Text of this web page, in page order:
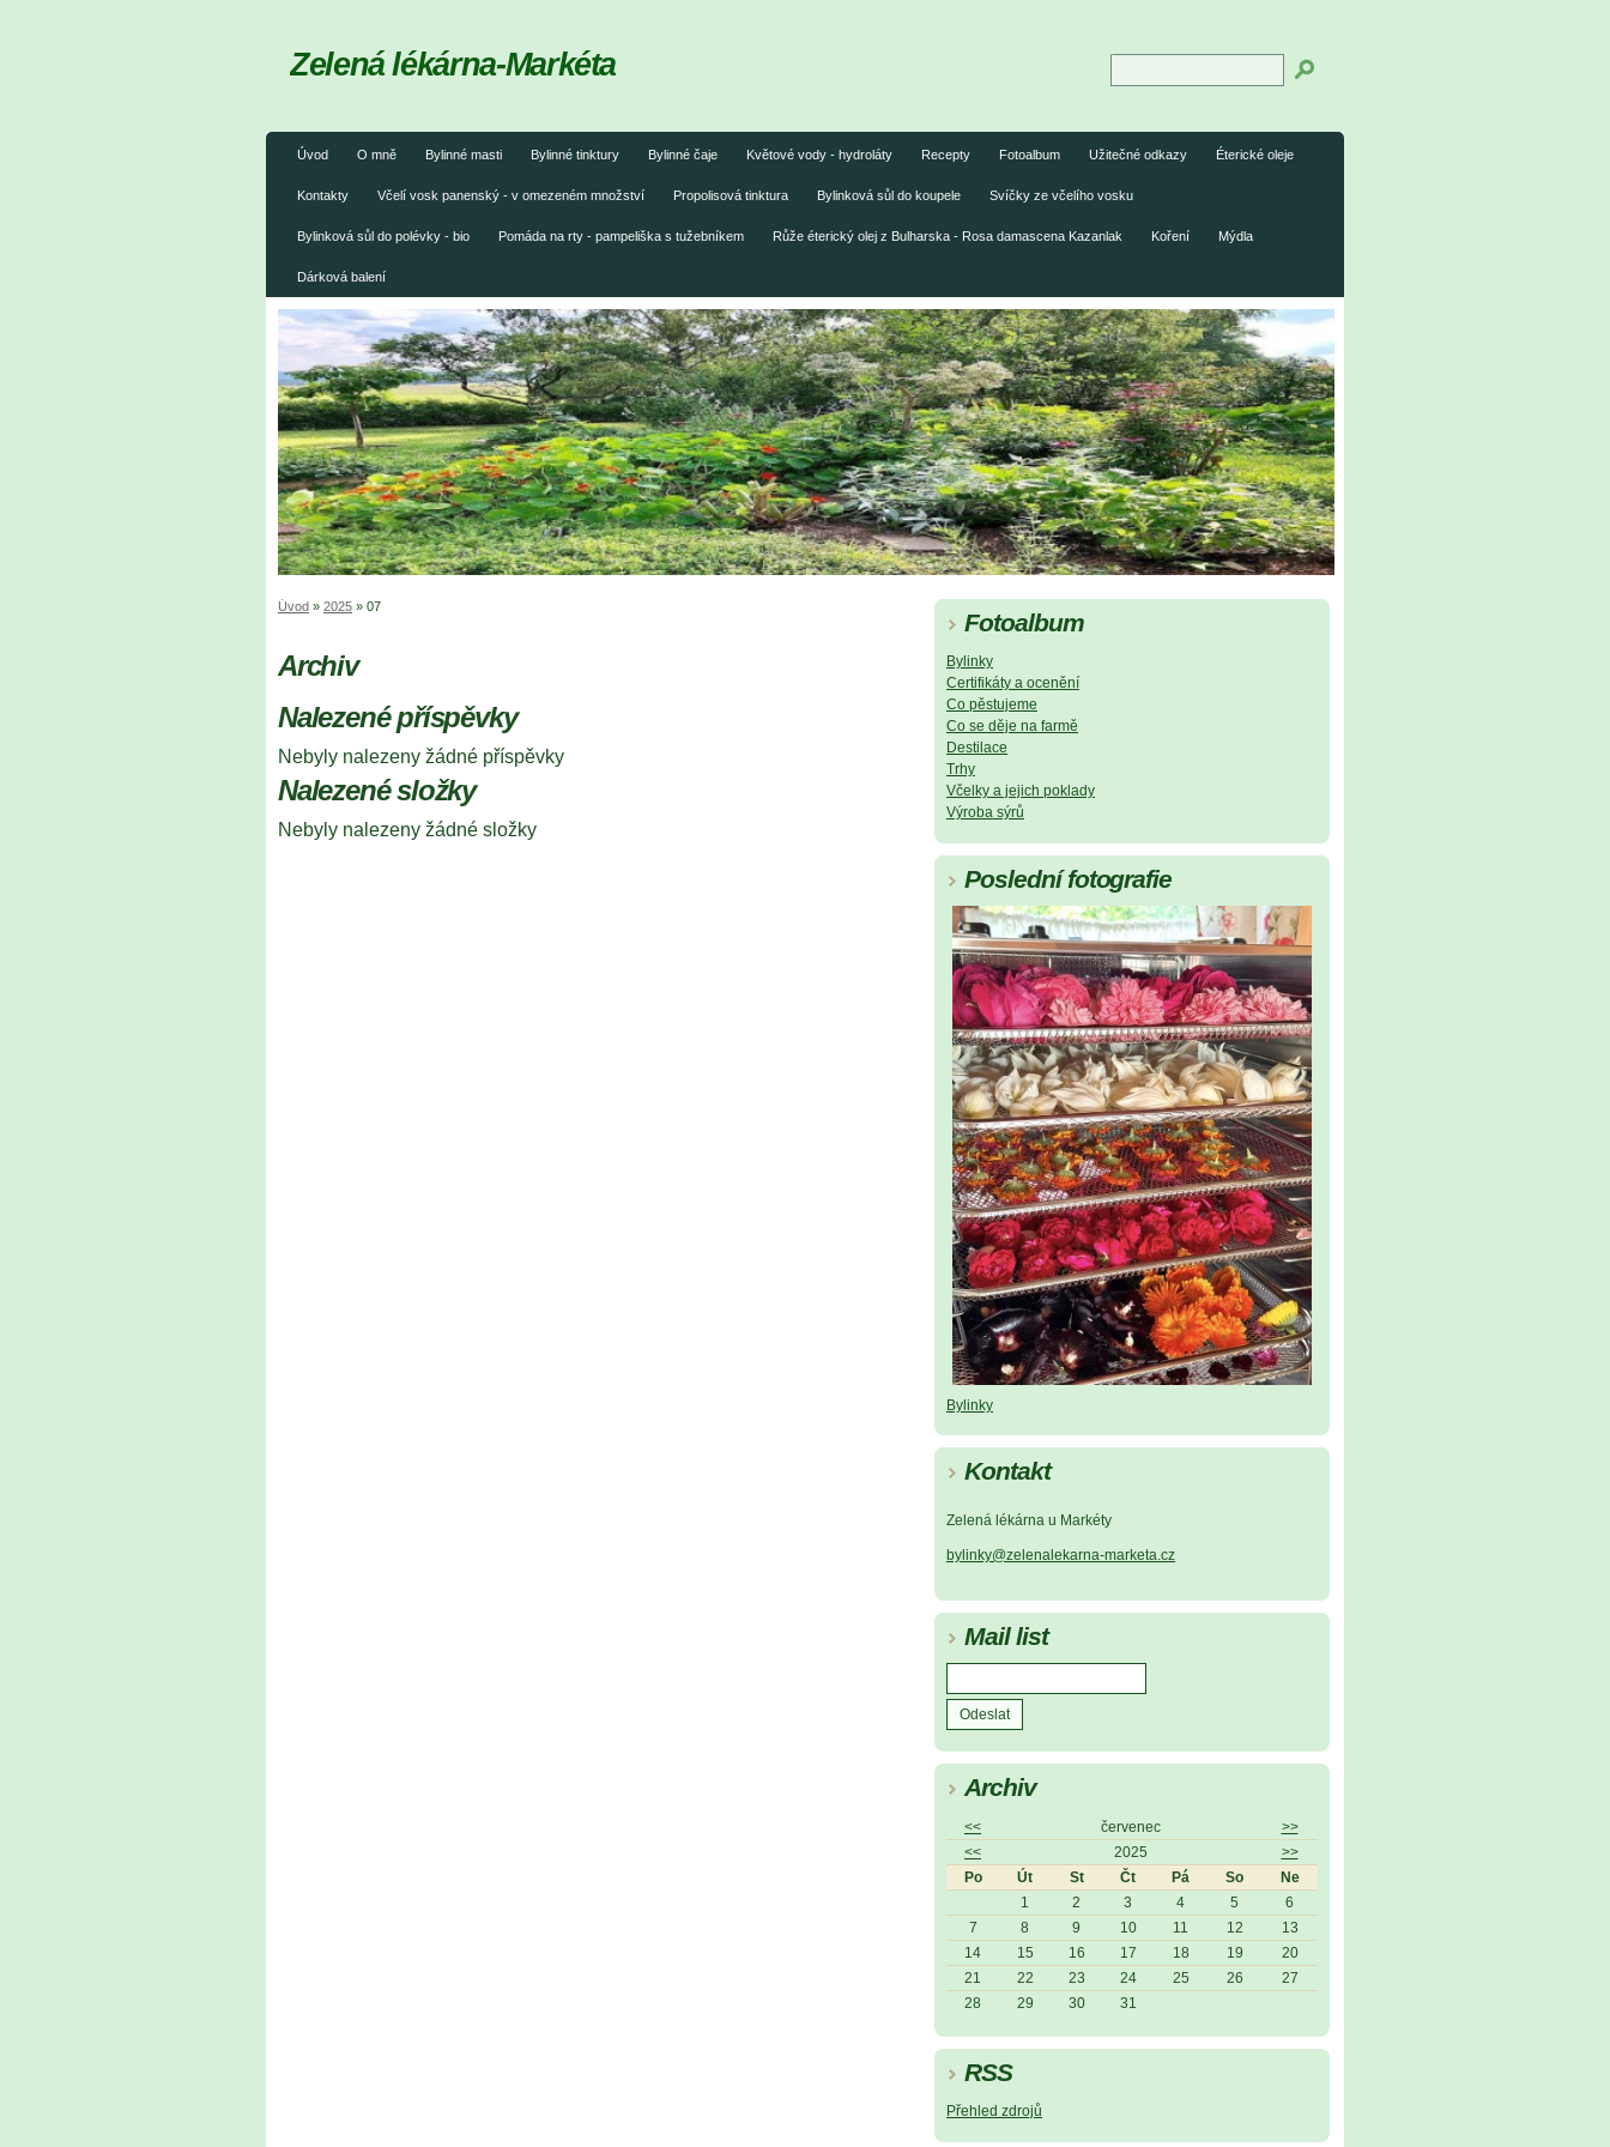
Úvod O mně Bylinné masti Bylinné tinktury Bylinné čaje Květové vody - hydroláty Recepty Fotoalbum Užitečné odkazy Éterické oleje
Kontakty Včelí vosk panenský - v omezeném množství Propolisová tinktura Bylinková sůl do koupele Svíčky ze včelího vosku
Bylinková sůl do polévky - bio Pomáda na rty - pampeliška s tužebníkem Růže éterický olej z Bulharska - Rosa damascena Kazanlak Koření Mýdla
Dárková balení
Zelená lékárna-Markéta
Úvod » 2025 » 07
Archiv
Nalezené příspěvky
Nebyly nalezeny žádné příspěvky
Nalezené složky
Nebyly nalezeny žádné složky
Fotoalbum
Bylinky
Certifikáty a ocenění
Co pěstujeme
Co se děje na farmě
Destilace
Trhy
Včelky a jejich poklady
Výroba sýrů
Poslední fotografie
Bylinky
Kontakt
Zelená lékárna u Markéty
bylinky@zelenalekarna-marketa.cz
Mail list
Archiv
<< červenec
>>
<<
2025
>>
Po
Út St Čt Pá So
Ne
1
2 3 4 5
6
7
8 9 10 11 12
13
14
15 16 17 18 19
20
21
22 23 24 25 26
27
28
29 30 31
RSS
Přehled zdrojů